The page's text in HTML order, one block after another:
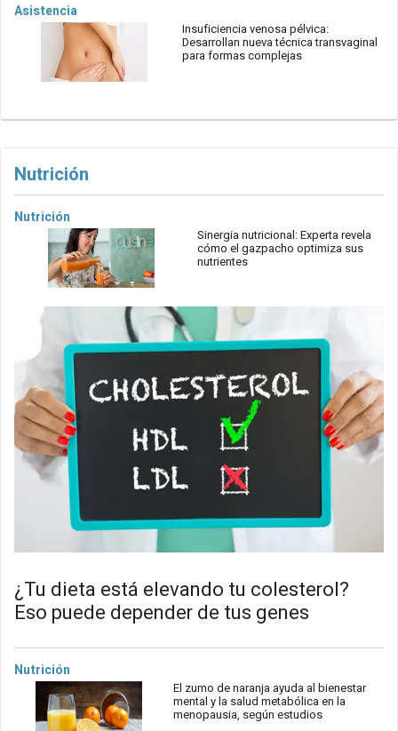
Asistencia
Insuficiencia venosa pélvica:
Desarrollan nueva técnica transvaginal
para formas complejas
Nutrición
Nutrición
Sinergia nutricional: Experta revela
cómo el gazpacho optimiza sus
nutrientes
¿Tu dieta está elevando tu colesterol?
Eso puede depender de tus genes
Nutrición
El zumo de naranja ayuda al bienestar
mental y la salud metabólica en la
menopausia, según estudios